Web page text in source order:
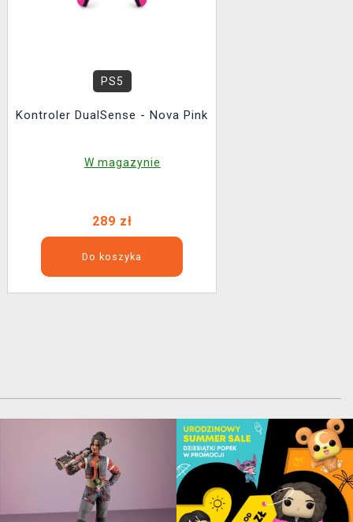
PS5
Kontroler DualSense - Nova Pink
W magazynie
289 zł
Do koszyka